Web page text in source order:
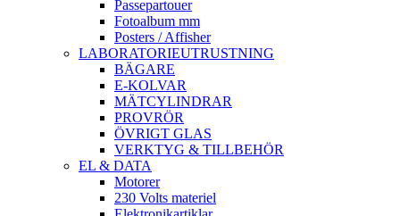
Passepartouer
Fotoalbum mm
Posters / Affisher
LABORATORIEUTRUSTNING
BÄGARE
E-KOLVAR
MÄTCYLINDRAR
PROVRÖR
ÖVRIGT GLAS
VERKTYG & TILLBEHÖR
EL & DATA
Motorer
230 Volts materiel